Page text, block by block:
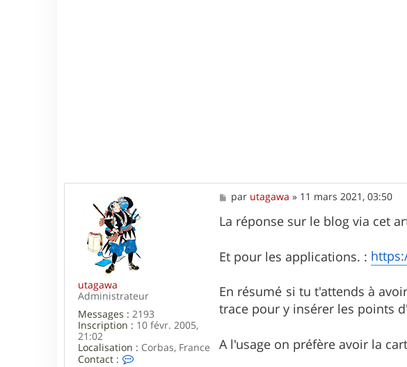
utagawa
Administrateur
Messages : 2193
Inscription : 10 févr. 2005,
21:02
Localisation : Corbas, France
Contact :
M
e
s
s
g
e
par utagawa » 11 mars 2021, 03:50
La réponse sur le blog via cet
Et pour les applications. :
En résumé si tu t'attends à
trace pour y insérer les points
A l'usage on préfère avoir la